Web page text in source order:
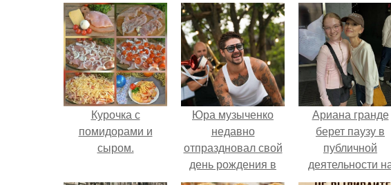
Курочка с
помидорами и
сыром.
Юра музыченко
недавно
отпраздновал свой
день рождения в
кругу самых
Ариана гранде
берет паузу в
публичной
деятельности
фоне слухов о